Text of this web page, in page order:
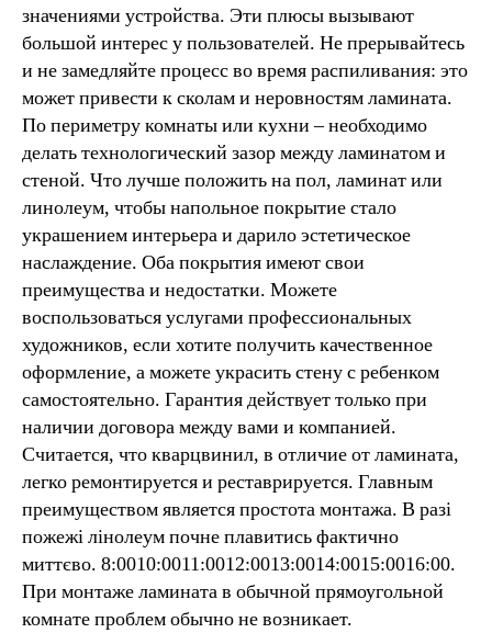
значениями устройства. Эти плюсы вызывают
большой интерес у пользователей. Не прерывайтесь
и не замедляйте процесс во время распиливания: это
может привести к сколам и неровностям ламината.
По периметру комнаты или кухни – необходимо
делать технологический зазор между ламинатом и
стеной. Что лучше положить на пол, ламинат или
линолеум, чтобы напольное покрытие стало
украшением интерьера и дарило эстетическое
наслаждение. Оба покрытия имеют свои
преимущества и недостатки. Можете
воспользоваться услугами профессиональных
художников, если хотите получить качественное
оформление, а можете украсить стену с ребенком
самостоятельно. Гарантия действует только при
наличии договора между вами и компанией.
Считается, что кварцвинил, в отличие от ламината,
легко ремонтируется и реставрируется. Главным
преимуществом является простота монтажа. В разі
пожежі лінолеум почне плавитись фактично
миттєво. 8:0010:0011:0012:0013:0014:0015:0016:00.
При монтаже ламината в обычной прямоугольной
комнате проблем обычно не возникает.